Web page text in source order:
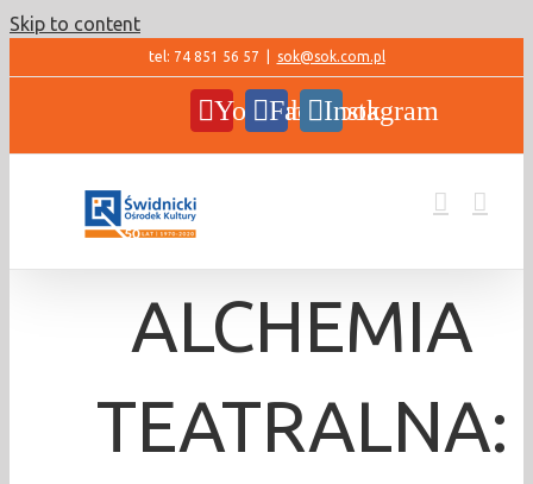
Skip to content
tel: 74 851 56 57 sok@sok.com.pl
YouTubeFacebookInstagram
ALCHEMIA
TEATRALNA: